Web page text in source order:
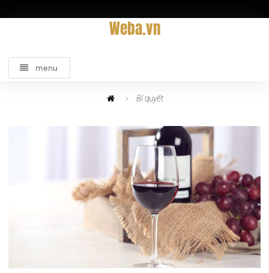
Weba.vn
menu
Bí quyết